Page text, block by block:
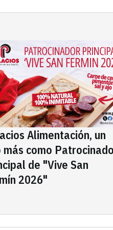
Alimentación, un
más como
de "Vive San
2026"